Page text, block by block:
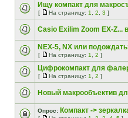
Ищу компакт для
[ На страницу: 1 2 3 ]
Casio Exilim Zoom EX-
NEX-5, NX или
[ На страницу: 1 2 ]
Цифрокомпакт для
[ На страницу: 1 2 ]
Новый макрообъектив
Опрос: Компакт ->